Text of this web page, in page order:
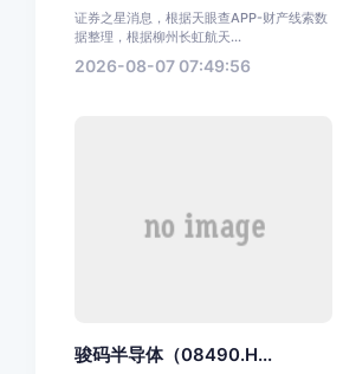
证券之星消息，根据天眼查APP-财产线索数
据整理，根据柳州长虹航天...
2026-08-07 07:49:56
骏码半导体（08490.H...